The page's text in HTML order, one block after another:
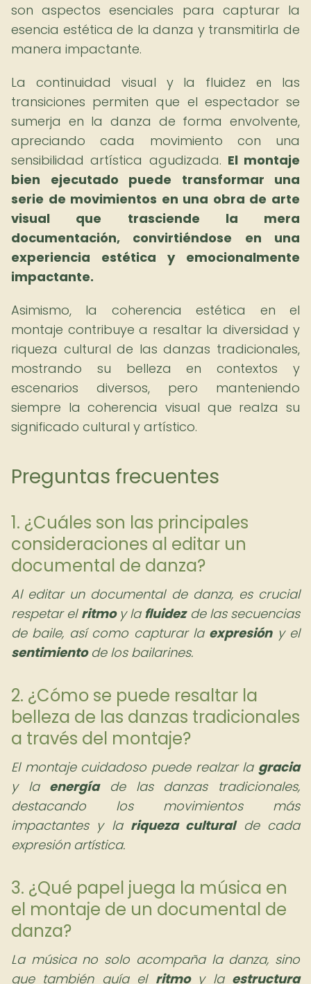
son aspectos esenciales para capturar la
esencia estética de la danza y transmitirla de
manera impactante.
La continuidad visual y la fluidez en las
transiciones permiten que el espectador se
sumerja en la danza de forma envolvente,
apreciando cada movimiento con una
sensibilidad artística agudizada. El montaje
bien ejecutado puede transformar una
serie de movimientos en una obra de arte
visual que trasciende la mera
documentación, convirtiéndose en una
experiencia estética y emocionalmente
impactante.
Asimismo, la coherencia estética en el
montaje contribuye a resaltar la diversidad y
riqueza cultural de las danzas tradicionales,
mostrando su belleza en contextos y
escenarios diversos, pero manteniendo
siempre la coherencia visual que realza su
significado cultural y artístico.
Preguntas frecuentes
1. ¿Cuáles son las principales
consideraciones al editar un
documental de danza?
Al editar un documental de danza, es crucial
respetar el ritmoy la fluidezde las secuencias
de baile, así como capturar la expresióny el
sentimientode los bailarines.
2. ¿Cómo se puede resaltar la
belleza de las danzas tradicionales
a través del montaje?
El montaje cuidadoso puede realzar la gracia
y la energíade las danzas tradicionales,
destacando los movimientos más
impactantes y la riqueza culturalde cada
expresión artística.
3. ¿Qué papel juega la música en
el montaje de un documental de
danza?
La música no solo acompaña la danza, sino
que también guía el ritmoy la estructura